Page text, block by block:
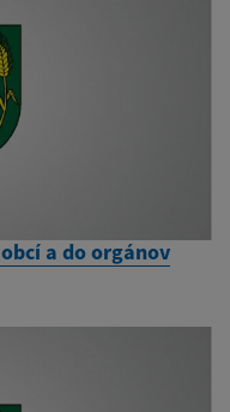
a do orgánov